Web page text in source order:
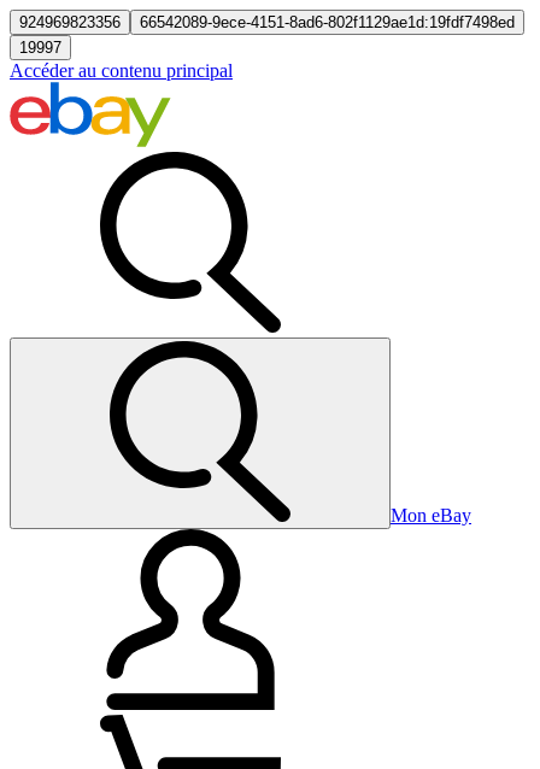
924969823356
66542089-9ece-4151-8ad6-802f1129ae1d:19fdf7498ed
19997
Accéder au contenu principal
Mon eBay